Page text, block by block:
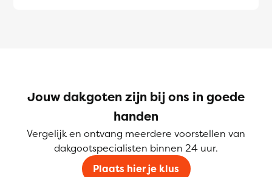
Jouw dakgoten zijn bij ons in goede
handen
Vergelijk en ontvang meerdere voorstellen van
dakgootspecialisten binnen 24 uur.
Plaats hier je klus